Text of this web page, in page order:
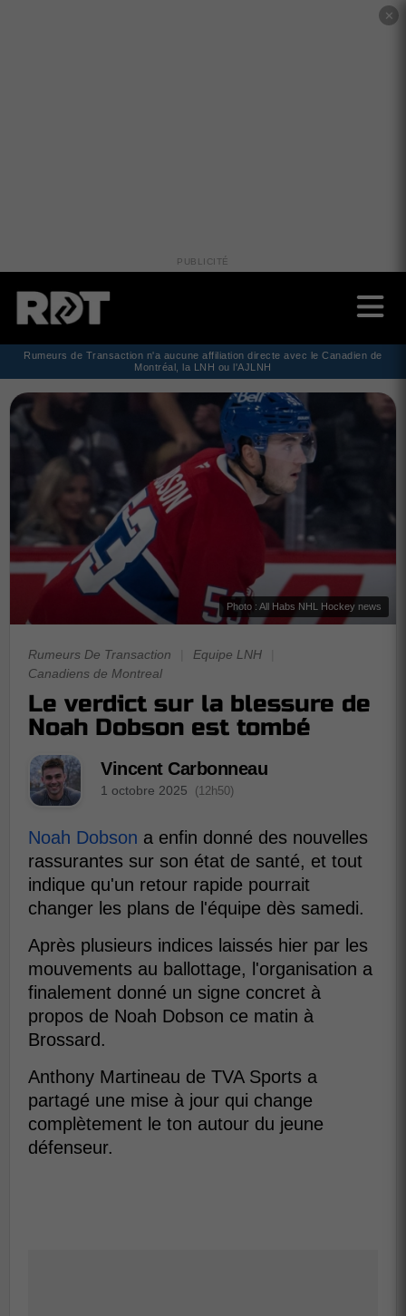
✕
PUBLICITÉ
Rumeurs de Transaction n'a aucune affiliation directe avec le Canadien de
Montréal, la LNH ou l'AJLNH
Photo : All Habs NHL Hockey news
Rumeurs De Transaction Equipe LNH
Canadiens de Montreal
Le verdict sur la blessure de
Noah Dobson est tombé
Vincent Carbonneau
1 octobre 2025 (12h50)
Noah Dobson a enfin donné des nouvelles
rassurantes sur son état de santé, et tout
indique qu'un retour rapide pourrait
changer les plans de l'équipe dès samedi.
Après plusieurs indices laissés hier par les
mouvements au ballottage, l'organisation a
finalement donné un signe concret à
propos de Noah Dobson ce matin à
Brossard.
Anthony Martineau de TVA Sports a
partagé une mise à jour qui change
complètement le ton autour du jeune
défenseur.